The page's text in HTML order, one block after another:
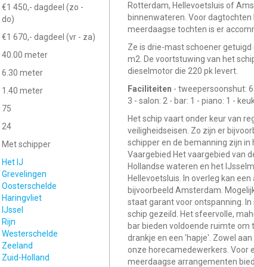
€1 450,- dagdeel (zo -
do)
€1 670,- dagdeel (vr - za)
40.00 meter
6.30 meter
1.40 meter
75
24
Met schipper
Het IJ
Grevelingen
Oosterschelde
Haringvliet
IJssel
Rijn
Westerschelde
Zeeland
Zuid-Holland
Rotterdam, Hellevoetsluis of
binnenwateren. Voor
meerdaagse tochten is er
Ze is drie-mast schoener
m2. De voortstuwing van het
dieselmotor die 220 pk levert.
Faciliteiten - tweepersoonshut:
3 - salon: 2 - bar: 1 - piano: 1 -
Het schip vaart onder keur van
veiligheidseisen. Zo zijn er
schipper en de bemanning zijn in
Vaargebied Het vaargebied van
Hollandse wateren en het
Hellevoetsluis. In overleg kan
bijvoorbeeld Amsterdam.
staat garant voor ontspanning.
schip gezeild. Het sfeervolle,
bar bieden voldoende ruimte om
drankje en een 'hapje'. Zowel
onze horecamedewerkers. Voor
meerdaagse arrangementen